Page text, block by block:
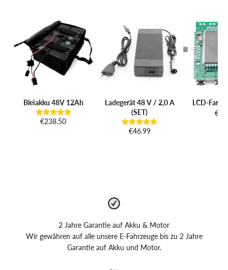
Bleiakku 48V 12Ah
€238.50
Ladegerät 48 V / 2,0 A
(SET)
€46.99
LCD-
2 Jahre Garantie auf Akku & Motor
Wir gewähren auf alle unsere E-Fahrzeuge bis zu 2 Jahre
Garantie auf Akku und Motor.